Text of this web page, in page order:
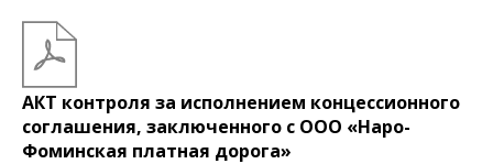
АКТ контроля за исполнением концессионного
соглашения, заключенного с ООО «Наро-
Фоминская платная дорога»